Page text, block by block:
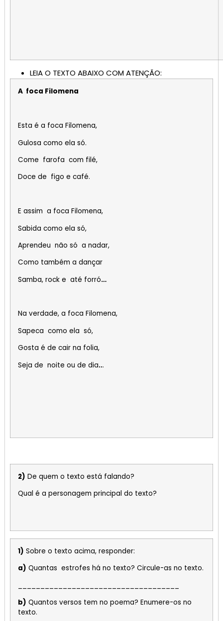
LEIA O TEXTO ABAIXO COM ATENÇÃO:
A foca Filomena
Esta é a foca Filomena,
Gulosa como ela só.
Come farofa com filé,
Doce de figo e café.
E assim a foca Filomena,
Sabida como ela só,
Aprendeu não só a nadar,
Como também a dançar
Samba, rock e até forró…
Na verdade, a foca Filomena,
Sapeca como ela só,
Gosta é de cair na folia,
Seja de noite ou de dia...
2) De quem o texto está falando?
Qual é a personagem principal do texto?
1) Sobre o texto acima, responder:
a) Quantas estrofes há no texto? Circule-as no texto.
b) Quantos versos tem no poema? Enumere-os no
texto.